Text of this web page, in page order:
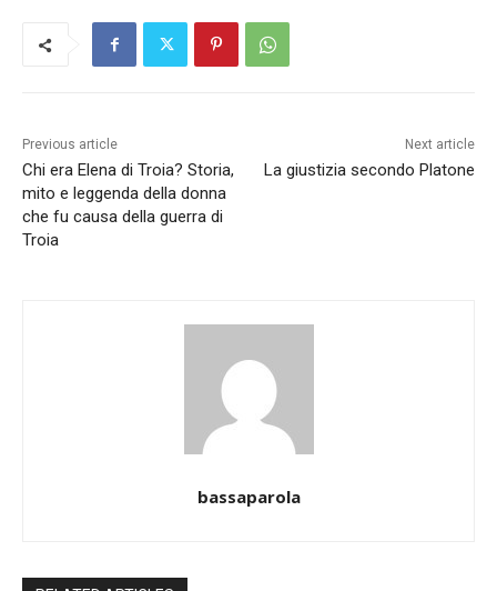
Previous article
Chi era Elena di Troia? Storia,
mito e leggenda della donna
che fu causa della guerra di
Troia
Next article
La giustizia secondo Platone
bassaparola